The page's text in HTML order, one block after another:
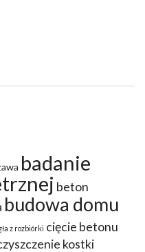
badanie
beton
budowa domu
z rozbiórki cięcie betonu
kostki